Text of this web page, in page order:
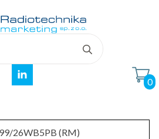
for:
0
26WB5PB (RM)